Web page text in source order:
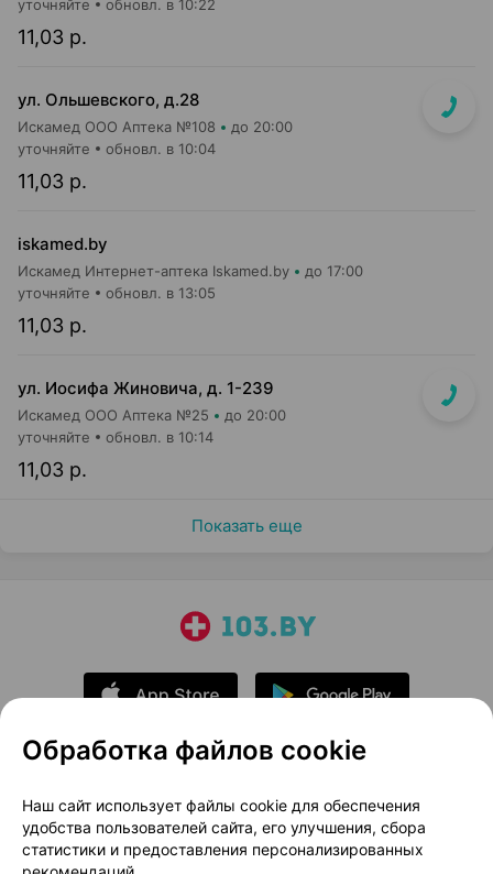
11,03 р.
уточняйте обновл. в 10:22
ул. Ольшевского, д.28
Искамед ООО Аптека №108 до 20:00
11,03 р.
уточняйте обновл. в 10:04
iskamed.by
Искамед Интернет-аптека Iskamed.by до 17:00
11,03 р.
уточняйте обновл. в 13:05
ул. Иосифа Жиновича, д. 1-239
Искамед ООО Аптека №25 до 20:00
11,03 р.
уточняйте обновл. в 10:14
Показать еще
О проекте
Новости проекта
Размещение рекламы
Медицинский маркетинг
Публичный договор
Доставка
Обработка файлов cookie
Наш сайт использует файлы cookie для обеспечения
удобства пользователей сайта, его улучшения, сбора
статистики и предоставления персонализированных